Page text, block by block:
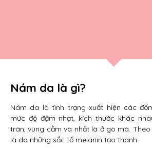
Nám da là gì?
Nám da là tình trạng xuất hiện các
mức độ đậm nhạt, kích thước khác
trán, vùng cằm và nhất là ở gò má.
là do những sắc tố melanin tạo thành.